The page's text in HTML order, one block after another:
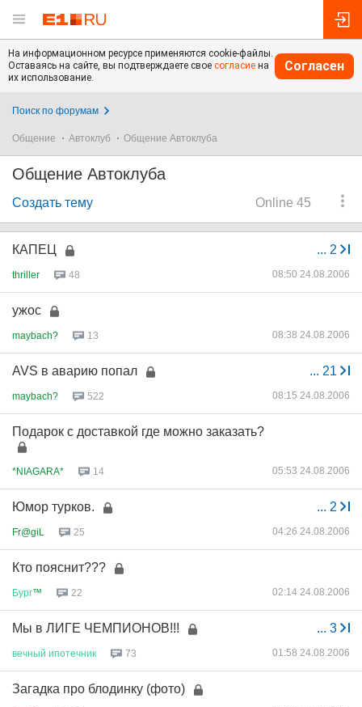
На информационном ресурсе применяются cookie-файлы.
Оставаясь на сайте, вы подтверждаете свое согласие на
их использование.
Согласен
Поиск по форумам
Общение Автоклуб Общение Автоклуба
Общение Автоклуба
Online 45
Создать тему
... 2
КАПЕЦ
thriller 48 08:50 24.08.2006
ужос
maybach? 13 08:38 24.08.2006
... 21
AVS в аварию попал
maybach? 522 08:15 24.08.2006
Подарок с доставкой где можно заказать?
*NIAGARA* 14 05:53 24.08.2006
... 2
Юмор турков.
Fr@giL 25 04:26 24.08.2006
Кто пояснит???
Бург™ 22 02:14 24.08.2006
... 3
Мы в ЛИГЕ ЧЕМПИОНОВ!!!
вечный ипотечник 73 01:58 24.08.2006
Загадка про блодинку (фото)